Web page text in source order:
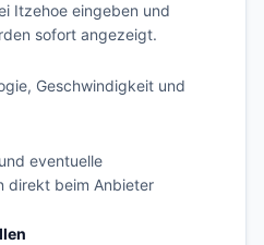
Itzehoe eingeben und
sofort angezeigt.
Geschwindigkeit und
eventuelle
direkt beim Anbieter